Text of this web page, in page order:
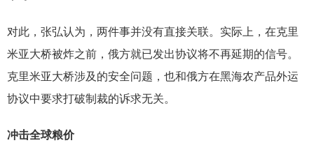
对此，张弘认为，两件事并没有直接关联。实际上，在克里
米亚大桥被炸之前，俄方就已发出协议将不再延期的信号。
克里米亚大桥涉及的安全问题，也和俄方在黑海农产品外运
协议中要求打破制裁的诉求无关。
冲击全球粮价